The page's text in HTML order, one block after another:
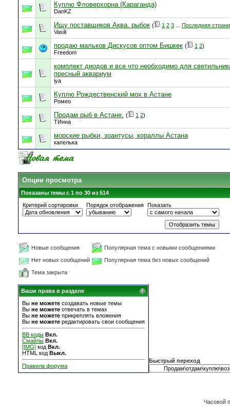
Куплю Фловерхорна (Караганда)
DanKZ
Ищу поставщиков Аква. рыбок ( 1 2 3
Последняя
Vasili
продаю мальков Дискусов оптом Бишкек ( 1 2)
Freedom
комплект диодов и все что необходимо для
пресный аквариум
iya
Куплю Рождественский мох в Астане
Ромео
Продам рыб в Астане. ( 1 2)
ТИнна
морские рыбки, зоантусы, кораллы Астана
капелька
Опции просмотра
Показаны темы с 1 по 30 из 514
Критерий сортировки
Порядок отображения Показать
Новые сообщения
Популярная тема с новыми сообщениями
Нет новых сообщений
Популярная тема без новых сообщений
Тема закрыта
Ваши права в разделе
Вы не можете создавать новые темы
Вы не можете отвечать в темах
Вы не можете прикреплять вложения
Вы не можете редактировать свои сообщения
BB коды Вкл.
Смайлы Вкл.
[IMG] код Вкл.
HTML код Выкл.
Правила форума
Быстрый переход
Часовой